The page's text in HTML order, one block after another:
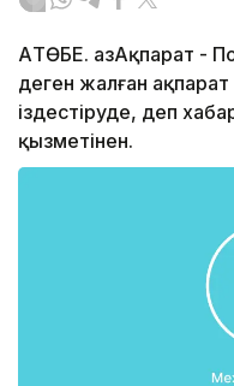
АҚТӨБЕ. ҚазАқпарат -
деген жалған ақпарат
іздестіруде, деп
қызметінен.